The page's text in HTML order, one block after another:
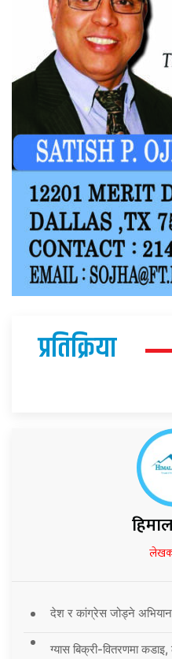
प्रतिक्रिया
देश र कांग्रेस जोड्ने
ग्यास बिक्री-वितरणमा